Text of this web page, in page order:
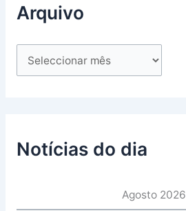
Arquivo
Notícias do dia
Agosto 2026